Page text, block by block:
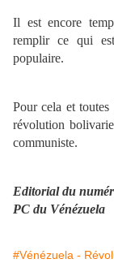
Il est encore
remplir ce qui
populaire.
Pour cela et
révolution
communiste.
Editorial du
PC du Vénézuela
#Vénézuela -